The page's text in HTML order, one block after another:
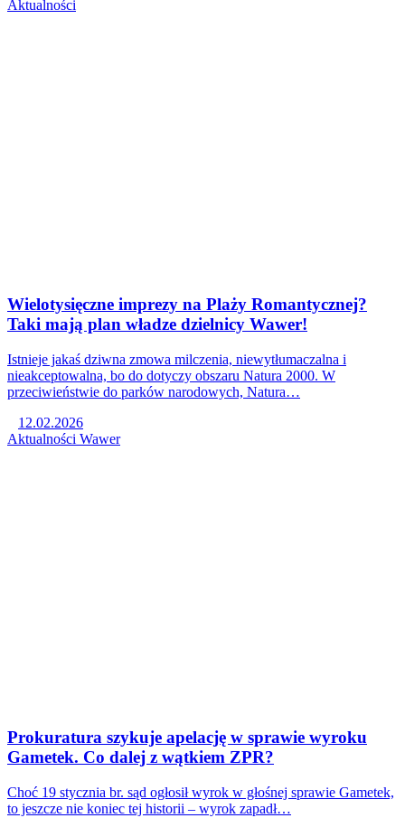
Aktualności
Wielotysięczne imprezy na Plaży Romantycznej?
Taki mają plan władze dzielnicy Wawer!
Istnieje jakaś dziwna zmowa milczenia, niewytłumaczalna i
nieakceptowalna, bo do dotyczy obszaru Natura 2000. W
przeciwieństwie do parków narodowych, Natura…
12.02.2026
Aktualności Wawer
Prokuratura szykuje apelację w sprawie wyroku
Gametek. Co dalej z wątkiem ZPR?
Choć 19 stycznia br. sąd ogłosił wyrok w głośnej sprawie Gametek,
to jeszcze nie koniec tej historii – wyrok zapadł…